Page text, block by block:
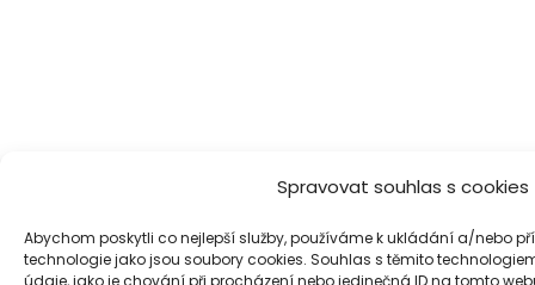
Spravovat souhlas s cookies
Abychom poskytli co nejlepší služby, používáme k ukládání a/nebo
technologie jako jsou soubory cookies. Souhlas s těmito
údaje, jako je chování při procházení nebo jedinečná ID na tomto